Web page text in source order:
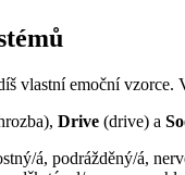
vlastní emoční
Drive (drive) a
á, podrážděný/á,